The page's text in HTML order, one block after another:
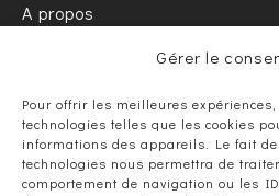
Gérer le
Pour offrir les meilleures
technologies telles que les cookies
informations des appareils. Le fait
technologies nous permettra de
comportement de navigation ou les
A propos